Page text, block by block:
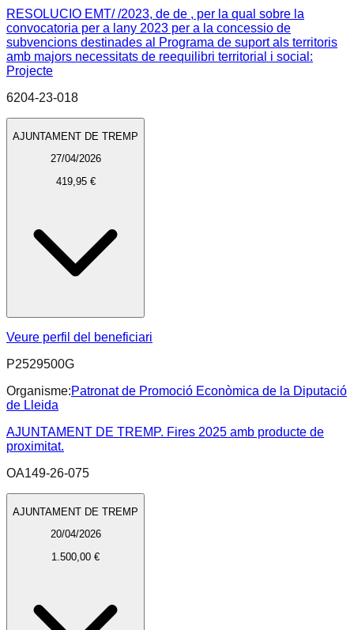
RESOLUCIO EMT/ /2023, de de , per la qual sobre la
convocatoria per a lany 2023 per a la concessio de
subvencions destinades al Programa de suport als territoris
amb majors necessitats de reequilibri territorial i social:
Projecte
6204-23-018
AJUNTAMENT DE TREMP
27/04/2026
419,95 €
Veure perfil del beneficiari
P2529500G
Organisme:Patronat de Promoció Econòmica de la Diputació
de Lleida
AJUNTAMENT DE TREMP. Fires 2025 amb producte de
proximitat.
OA149-26-075
AJUNTAMENT DE TREMP
20/04/2026
1.500,00 €